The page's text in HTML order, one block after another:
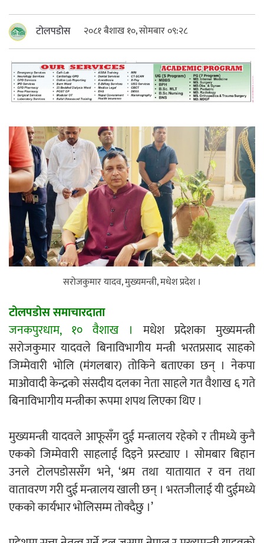
महत्त्वपूर्ण हुन्छ : मेयर मण्डल
रौतहटमा चट्याङ लाग्दा एककोे मृत्यु
श्रीमती बलात्कार मुद्दामा श्रीमान्लाई छ महिना
कैद, एक लाख रुपैयाँ क्षतिपूर्ति
एम्बुलेन्सको उपहार भारत र नेपालबीचको निकै
हिस्सा : नियोग उपप्रमुख श्रीवास्तव
प्रेस काउन्सिल सदस्य नियुक्तिमा विभेद भयो :
जनमत पत्रकार संघ
परियोजना सकिनै लाग्दा खुल्यो वन उद्यमीले
सहुलियत ऋण लिने बाटो
टोलपडोस २०८१ बैशाख १०, सोमबार ०९:२८
सरोजकुमार यादव, मुख्यमन्त्री, मधेश प्रदेश ।
टोलपडोस समाचारदाता
जनकपुरधाम, १० वैशाख । मधेश प्रदेशका मुख्यमन्त्री
सरोजकुमार यादवले बिनाविभागीय मन्त्री भरतप्रसाद साहको
जिम्मेवारी भोलि (मंगलबार) तोकिने बताएका छन् । नेकपा
माओवादी केन्द्रको संसदीय दलका नेता साहले गत वैशाख ६ गते
बिनाविभागीय मन्त्रीका रूपमा शपथ लिएका थिए ।
मुख्यमन्त्री यादवले आफूसँग दुई मन्त्रालय रहेको र तीमध्ये कुनै
एकको जिम्मेवारी साहलाई दिइने प्रस्ट्याए । सोमबार बिहान
उनले टोलपडोससँग भने, ‘श्रम तथा यातायात र वन तथा
वातावरण गरी दुई मन्त्रालय खाली छन् । भरतजीलाई यी दुईमध्ये
एकको कार्यभार भोलिसम्म तोक्दैछु ।’